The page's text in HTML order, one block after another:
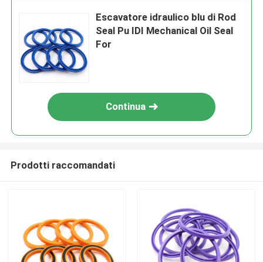
Escavatore idraulico blu di Rod
Seal Pu IDI Mechanical Oil Seal
For
Continua
Prodotti raccomandati